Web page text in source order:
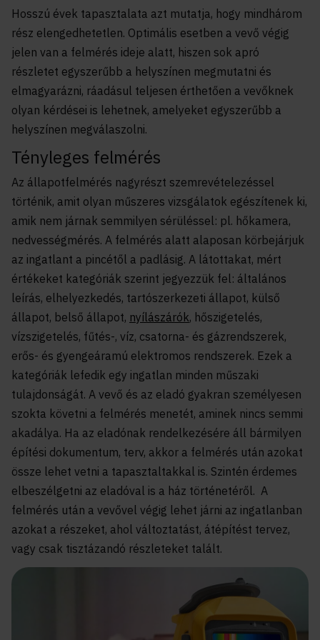
Hosszú évek tapasztalata azt mutatja, hogy mindhárom
rész elengedhetetlen. Optimális esetben a vevő végig
jelen van a felmérés ideje alatt, hiszen sok apró
részletet egyszerűbb a helyszínen megmutatni és
elmagyarázni, ráadásul teljesen érthetően a vevőknek
olyan kérdései is lehetnek, amelyeket egyszerűbb a
helyszínen megválaszolni.
Tényleges felmérés
Az állapotfelmérés nagyrészt szemrevételezéssel
történik, amit olyan műszeres vizsgálatok egészítenek ki,
amik nem járnak semmilyen sérüléssel: pl. hőkamera,
nedvességmérés. A felmérés alatt alaposan körbejárjuk
az ingatlant a pincétől a padlásig. A látottakat, mért
értékeket kategóriák szerint jegyezzük fel: általános
leírás, elhelyezkedés, tartószerkezeti állapot, külső
állapot, belső állapot, nyílászárók, hőszigetelés,
vízszigetelés, fűtés-, víz, csatorna- és gázrendszerek,
erős- és gyengeáramú elektromos rendszerek. Ezek a
kategóriák lefedik egy ingatlan minden műszaki
tulajdonságát. A vevő és az eladó gyakran személyesen
szokta követni a felmérés menetét, aminek nincs semmi
akadálya. Ha az eladónak rendelkezésére áll bármilyen
építési dokumentum, terv, akkor a felmérés után azokat
össze lehet vetni a tapasztaltakkal is. Szintén érdemes
elbeszélgetni az eladóval is a ház történetéről. A
felmérés után a vevővel végig lehet járni az ingatlanban
azokat a részeket, ahol változtatást, átépítést tervez,
vagy csak tisztázandó részleteket talált.